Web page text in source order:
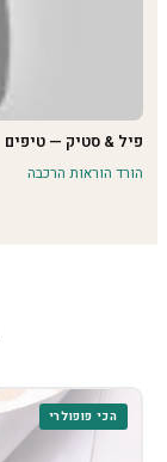
פיל & סטיק — טיפים
הורד הוראות הרכבה
הכי פופולרי